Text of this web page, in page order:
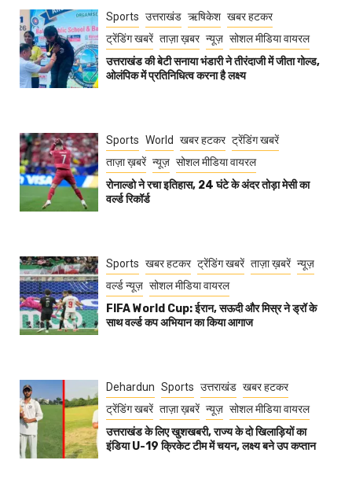
Sports उत्तराखंड ऋषिकेश खबर हटकर
ट्रेंडिंग खबरें ताज़ा ख़बर न्यूज़ सोशल मीडिया वायरल
उत्तराखंड की बेटी सनाया भंडारी ने तीरंदाजी में जीता गोल्ड,
ओलंपिक में प्रतिनिधित्व करना है लक्ष्य
Sports World खबर हटकर ट्रेंडिंग खबरें
ताज़ा ख़बरें न्यूज़ सोशल मीडिया वायरल
रोनाल्डो ने रचा इतिहास, 24 घंटे के अंदर तोड़ा मेसी का
वर्ल्ड रिकॉर्ड
Sports खबर हटकर ट्रेंडिंग खबरें ताज़ा ख़बरें न्यूज़
वर्ल्ड न्यूज़ सोशल मीडिया वायरल
FIFA World Cup: ईरान, सऊदी और मिस्र ने ड्रॉ के
साथ वर्ल्ड कप अभियान का किया आगाज
Dehardun Sports उत्तराखंड खबर हटकर
ट्रेंडिंग खबरें ताज़ा ख़बरें न्यूज़ सोशल मीडिया वायरल
उत्तराखंड के लिए खुशखबरी, राज्य के दो खिलाड़ियों का
इंडिया U-19 क्रिकेट टीम में चयन, लक्ष्य बने उप कप्तान